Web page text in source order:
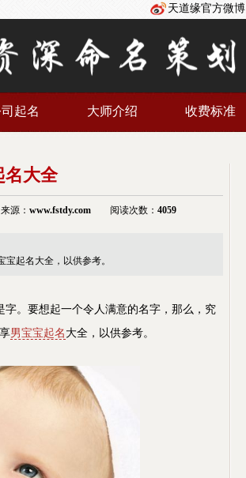
天道缘官方微博
起名 大师介绍 收费标准
名大全
： www.fstdy.com阅读次数： 4059
起名大全，以供参考。
。要想起一个令人满意的名字，那么，究
男宝宝起名 大全，以供参考。